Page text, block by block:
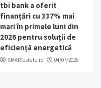
tbi bank a oferit
finanțări cu 337% mai
mari în primele luni din
2026 pentru soluții de
eficiență energetică
SMARTestate.ro 04/07/2026